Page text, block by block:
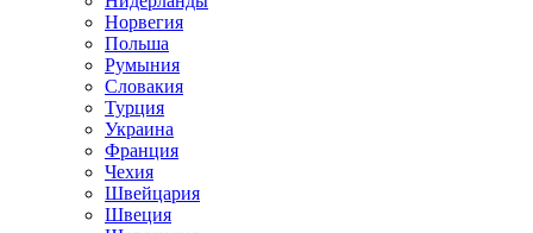
Норвегия
Польша
Румыния
Словакия
Турция
Украина
Франция
Чехия
Швейцария
Швеция